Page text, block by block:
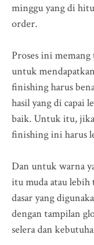
minggu yang di
order.
Proses ini
untuk
finishing harus
hasil yang di capai
baik. Untuk itu,
finishing ini harus
Dan untuk warna
itu muda atau
dasar yang
dengan tampilan
selera dan